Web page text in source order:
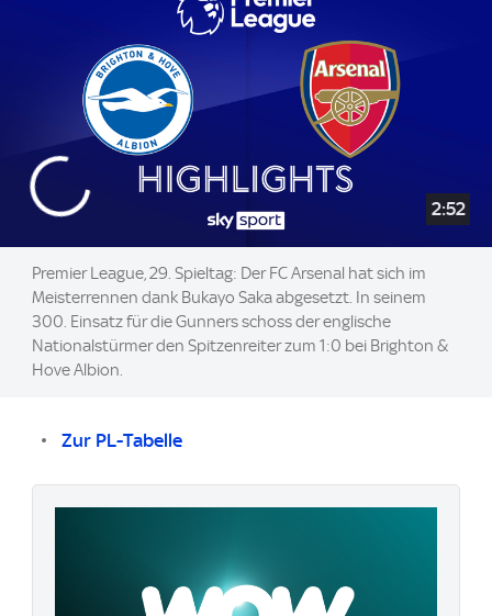
2:52
Premier League, 29. Spieltag: Der FC Arsenal hat sich im
Meisterrennen dank Bukayo Saka abgesetzt. In seinem
300. Einsatz für die Gunners schoss der englische
Nationalstürmer den Spitzenreiter zum 1:0 bei Brighton &
Hove Albion.
Zur PL-Tabelle